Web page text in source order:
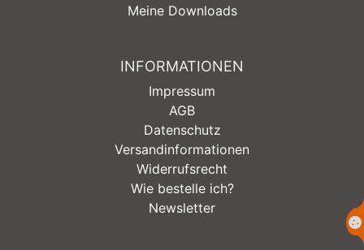
Meine Downloads
INFORMATIONEN
Impressum
AGB
Datenschutz
Versandinformationen
Widerrufsrecht
Wie bestelle ich?
Newsletter